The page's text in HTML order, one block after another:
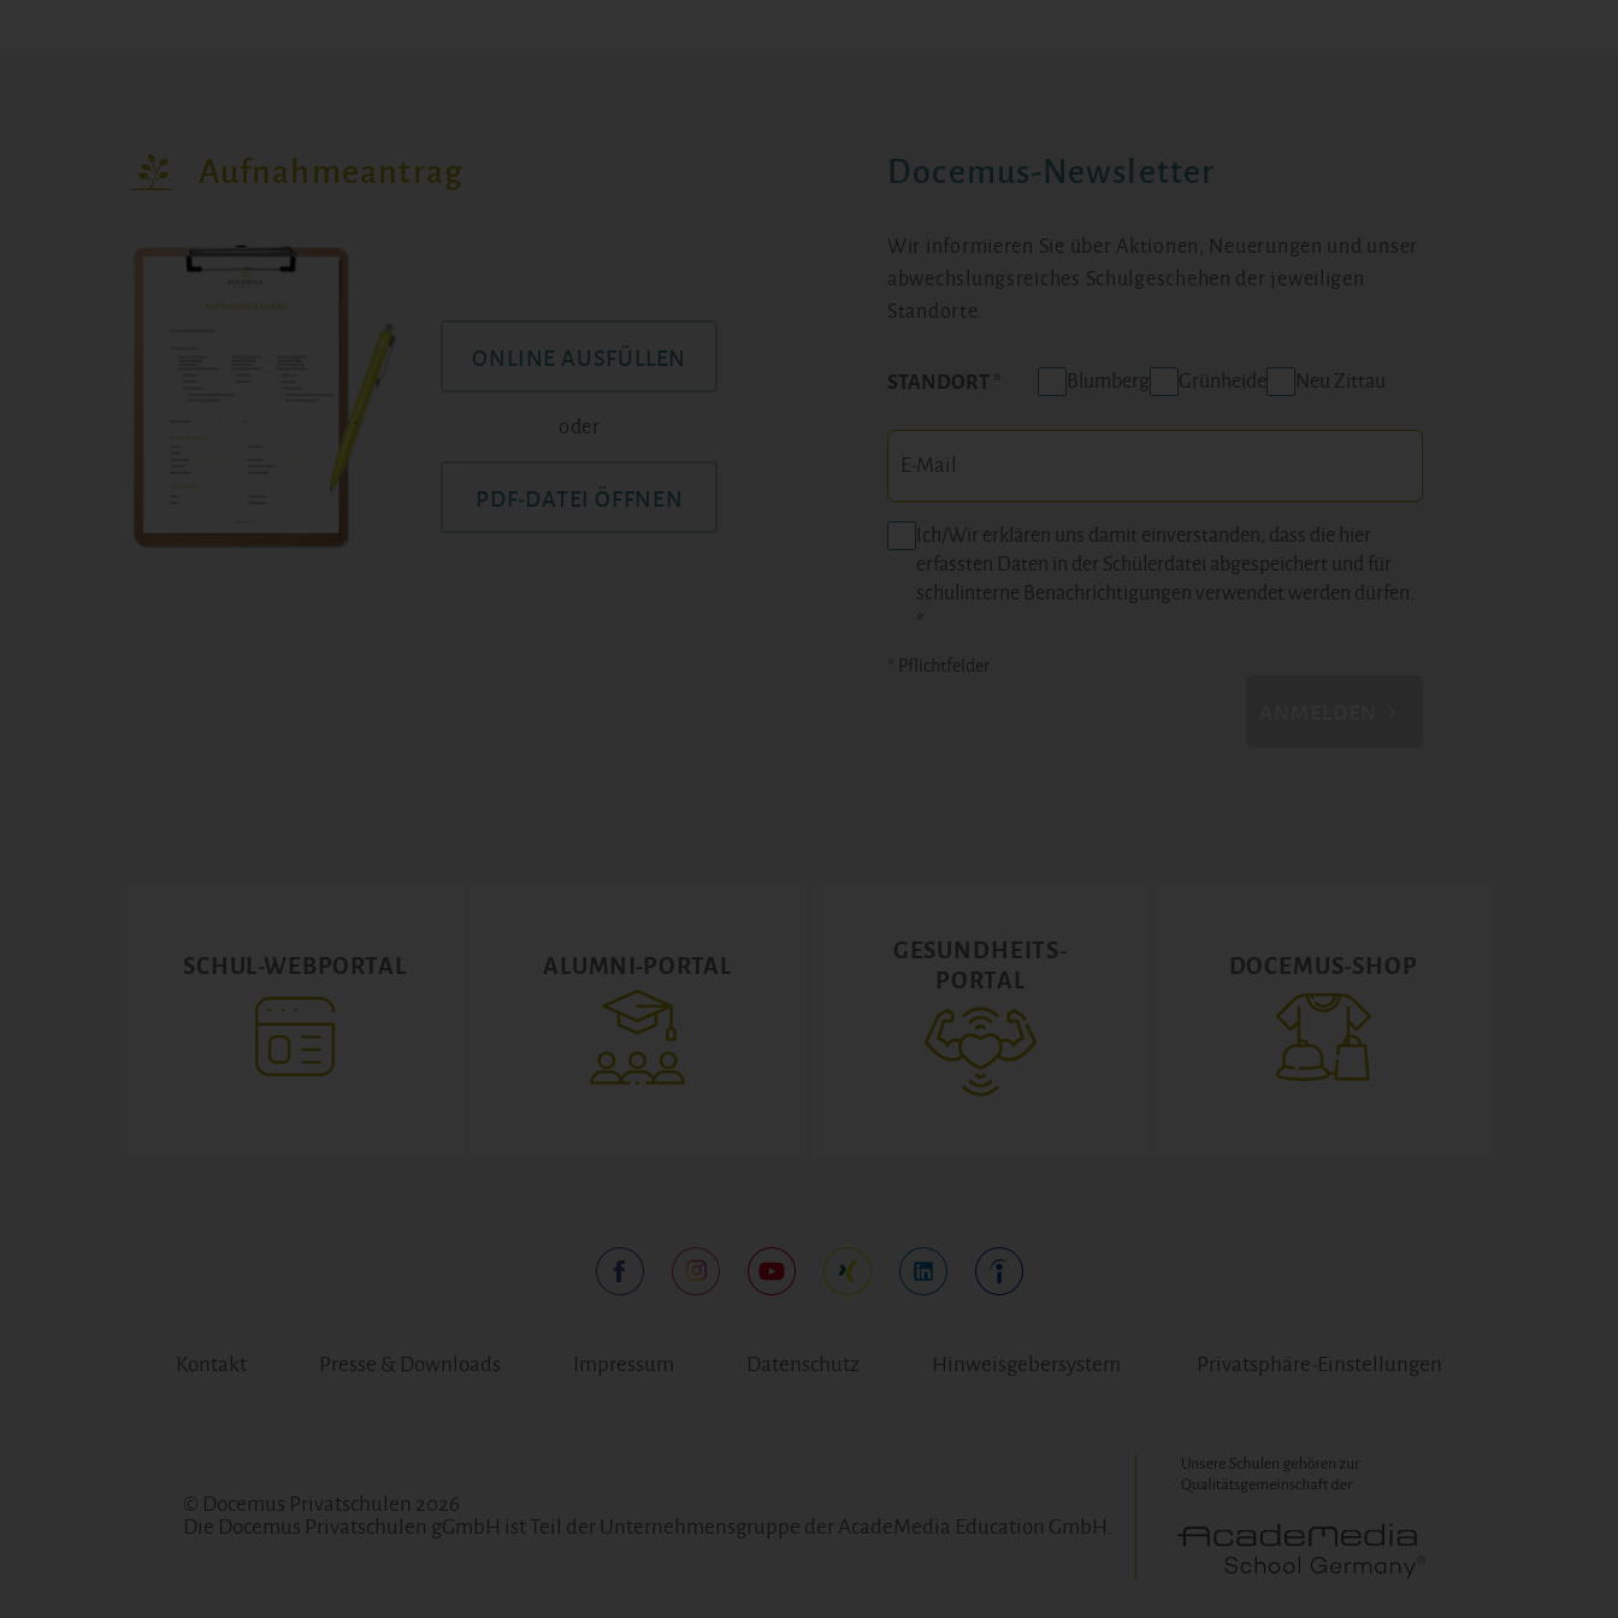
Aufnahmeantrag
ONLINE AUSFÜLLEN
oder
PDF-DATEI ÖFFNEN
Docemus-Newsletter
Wir informieren Sie über Aktionen, Neuerungen und unser
abwechslungsreiches Schulgeschehen der jeweiligen
Standorte.
STANDORT Blumberg Grünheide Neu Zittau
Ich/Wir erklären uns damit einverstanden, dass die hier
erfassten Daten in der Schülerdatei abgespeichert und für
schulinterne Benachrichtigungen verwendet werden dürfen.
*
* Pflichtfelder
SCHUL-WEBPORTAL ALUMNI-PORTAL
GESUNDHEITS-
PORTAL
DOCEMUS-SHOP
Kontakt Presse & Downloads Impressum Datenschutz Hinweisgebersystem Privatsphäre-Einstellungen
© Docemus Privatschulen 2026
Die Docemus Privatschulen gGmbH ist Teil der Unternehmensgruppe der AcadeMedia Education GmbH.